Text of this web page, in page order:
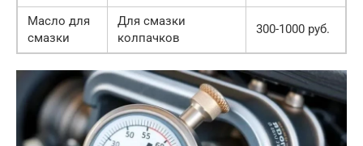
Масло для
смазки
Для смазки
колпачков
300-1000 руб.